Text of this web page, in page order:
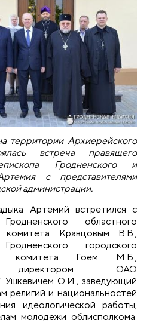
территории Архиерейского
встреча правящего
Гродненского и
с представителями
администрации.
Артемий встретился с
областного
комитета Кравцовым В.В.,
городского
комитета Гоем М.Б.,
директором ОАО
Ушкевичем О.И., заведующий
религий и национальностей
идеологической работы,
молодежи облисполкома